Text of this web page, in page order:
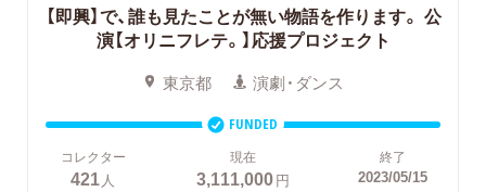
【即興】で、誰も見たことが無い物語を作ります。 公
演【オリニフレテ。】応援プロジェクト
東京都 演劇・ダンス
FUNDED
コレクター
421 人
現在
3,111,000円
終了
2023/05/15